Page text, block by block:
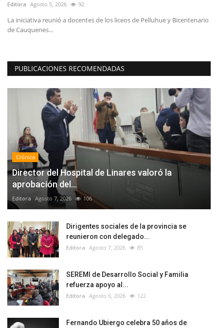
Editora Agosto 5, 2026 92
La iniciativa reunió a docentes de los liceos de Pelluhue y Bicentenario
de Cauquenes...
PUBLICACIONES RECOMENDADAS
Crónica
Director del Hospital de Linares valoró la
aprobación del...
Editora Agosto 7, 2026 106
Dirigentes sociales de la provincia se
reunieron con delegado...
Editora Agosto 7, 2026 85
SEREMI de Desarrollo Social y Familia
refuerza apoyo al...
Editora Agosto 6, 2026 122
Fernando Ubiergo celebra 50 años de